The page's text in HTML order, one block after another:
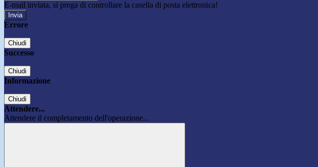
E-mail inviata, si prega di controllare la casella di posta elettronica!
Errore
Chiudi
Successo
Chiudi
Informazione
Chiudi
Attendere...
Attendere il completamento dell'operazione...